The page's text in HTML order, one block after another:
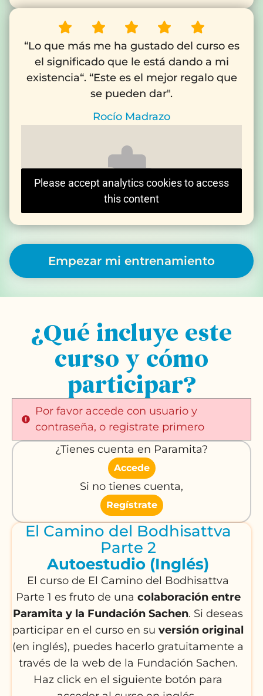
“Lo que más me ha gustado del curso es
el significado que le está dando a mi
existencia“. “Este es el mejor regalo que
se pueden dar".
Rocío Madrazo
Please accept analytics cookies to access
this content
Empezar mi entrenamiento
¿Qué incluye este
curso y cómo
participar?
Por favor accede con usuario y
contraseña, o registrate primero
¿Tienes cuenta en Paramita?
Accede
Si no tienes cuenta,
Regístrate
El Camino del Bodhisattva
Parte 2
Autoestudio (Inglés)
El curso de El Camino del Bodhisattva
Parte 1 es fruto de una colaboración entre
Paramita y la Fundación Sachen. Si deseas
participar en el curso en su versión original
(en inglés), puedes hacerlo gratuitamente a
través de la web de la Fundación Sachen.
Haz click en el siguiente botón para